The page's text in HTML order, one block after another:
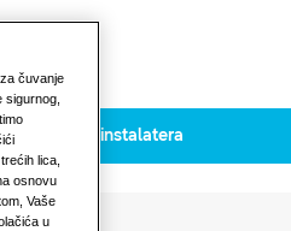
Pronađite instalatera
čuvanje
lica,
osnovu
Vaše
u